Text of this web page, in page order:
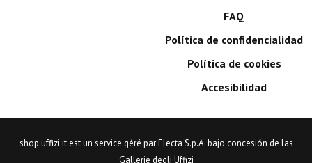
FAQ
Política de confidencialidad
Política de cookies
Accesibilidad
shop.uffizi.it est un service géré par Electa S.p.A. bajo concesión de las
Gallerie degli Uffizi